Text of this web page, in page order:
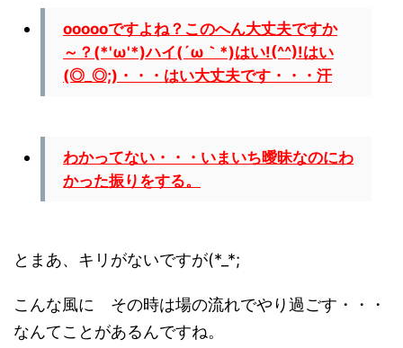
oooooですよね？このへん大丈夫ですか
～？(*'ω'*)ハイ(´ω｀*)はい!(^^)!はい
(◎_◎;)・・・はい大丈夫です・・・汗
わかってない・・・いまいち曖昧なのにわ
かった振りをする。
とまあ、キリがないですが(*_*;
こんな風に その時は場の流れでやり過ごす・・・
なんてことがあるんですね。